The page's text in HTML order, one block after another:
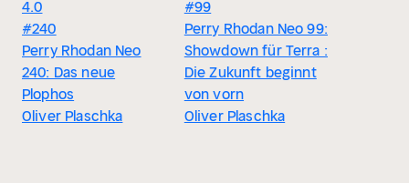
4.0
#240
Perry Rhodan Neo
240: Das neue
Plophos
Oliver Plaschka
#99
Perry Rhodan Neo 99:
Showdown für Terra :
Die Zukunft beginnt
von vorn
Oliver Plaschka